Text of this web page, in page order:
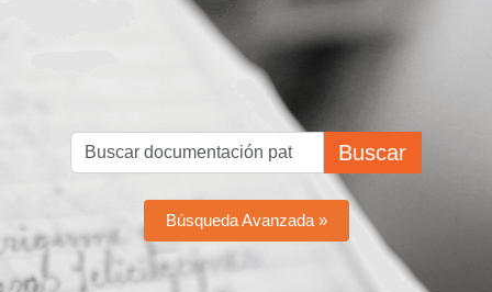
Buscar
Búsqueda Avanzada »